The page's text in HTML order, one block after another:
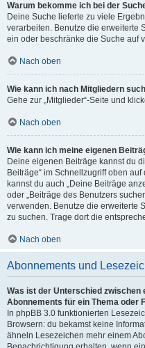
Warum bekomme ich bei der
Deine Suche lieferte zu viele
verarbeiten. Benutze die erweiterte
ein oder beschränke die Suche auf
Nach oben
Wie kann ich nach Mitgliedern
Gehe zur „Mitglieder“-Seite und
Nach oben
Wie kann ich meine eigenen
Deine eigenen Beiträge kannst du
Beiträge“ im Schnellzugriff oben
kannst du auch „Deine Beiträge
oder „Beiträge des Benutzers
verwenden. Benutze die erweiterte
zu suchen. Trage dort die
Nach oben
Abonnements und
Was ist der Unterschied zwischen
Abonnements für ein Thema oder
In phpBB 3.0 funktionierten
Browsern: du bekamst keine
ähneln Lesezeichen mehr einem